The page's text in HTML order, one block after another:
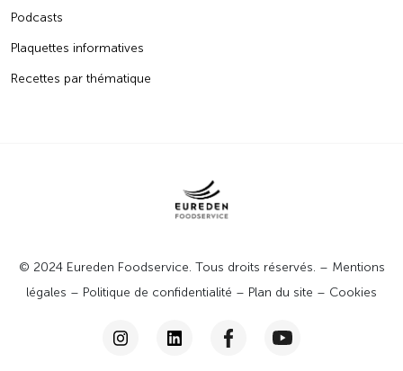
Podcasts
Plaquettes informatives
Recettes par thématique
© 2024 Eureden Foodservice. Tous droits réservés. – Mentions
légales – Politique de confidentialité – Plan du site – Cookies